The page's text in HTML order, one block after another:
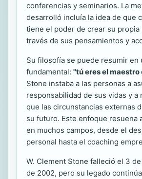
conferencias y seminarios. La
desarrolló incluía la idea de que
tiene el poder de crear su propia
través de sus pensamientos y
Su filosofía se puede resumir en
fundamental: "tú eres el
Stone instaba a las personas a
responsabilidad de sus vidas y a
que las circunstancias externas
su futuro. Este enfoque resuena
en muchos campos, desde el
personal hasta el coaching
W. Clement Stone falleció el 3
de 2002, pero su legado